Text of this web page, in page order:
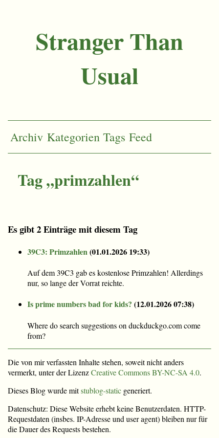
Stranger Than
Usual
Archiv Kategorien Tags Feed
Tag „primzahlen“
Es gibt 2 Einträge mit diesem Tag
39C3: Primzahlen(01.01.2026 19:33)
Auf dem 39C3 gab es kostenlose Primzahlen! Allerdings
nur, so lange der Vorrat reichte.
Is prime numbers bad for kids? (12.01.2026 07:38)
Where do search suggestions on duckduckgo.com come
from?
Die von mir verfassten Inhalte stehen, soweit nicht anders
vermerkt, unter der LizenzCreative Commons BY-NC-SA 4.0.
Dieses Blog wurde mitstublog-static generiert.
Datenschutz: Diese Website erhebt keine Benutzerdaten. HTTP-
Requestdaten (insbes. IP-Adresse und user agent) bleiben nur für
die Dauer des Requests bestehen.